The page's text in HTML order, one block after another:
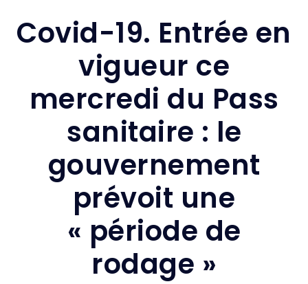
Covid-19. Entrée en
vigueur ce
mercredi du Pass
sanitaire : le
gouvernement
prévoit une
« période de
rodage »